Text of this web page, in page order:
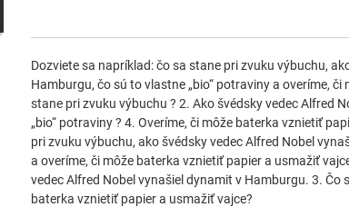
Dozviete sa napríklad: čo sa stane pri zvuku výbuchu,
Hamburgu, čo sú to vlastne „bio“ potraviny a overíme,
stane pri zvuku výbuchu ? 2. Ako švédsky vedec Alfred
„bio“ potraviny ? 4. Overíme, či môže baterka vznietiť
pri zvuku výbuchu, ako švédsky vedec Alfred Nobel
a overíme, či môže baterka vznietiť papier a usmažiť
vedec Alfred Nobel vynašiel dynamit v Hamburgu. 3. Čo
baterka vznietiť papier a usmažiť vajce?